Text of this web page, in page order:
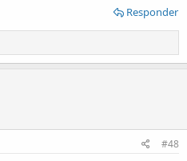
Responder
#48